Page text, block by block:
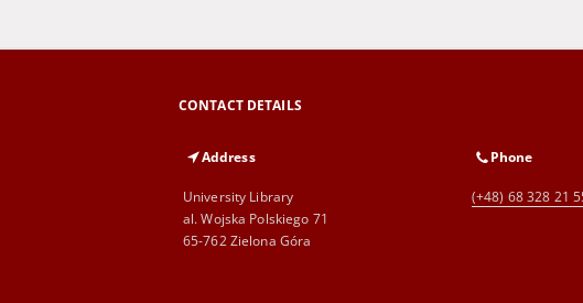
CONTACT DETAILS
Address
University Library
al. Wojska Polskiego 71
65-762 Zielona Góra
Phone
(+48) 68 328 21